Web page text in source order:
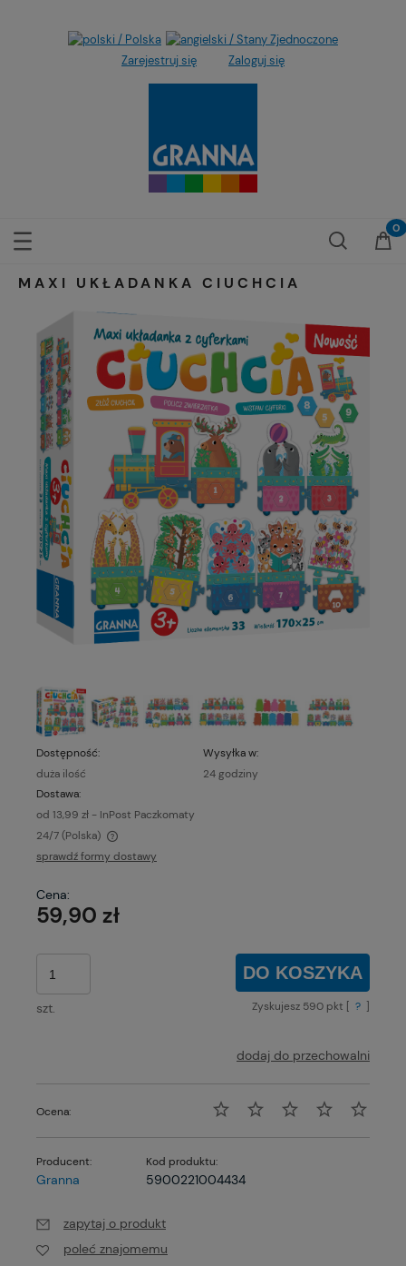
Zarejestruj się Zaloguj się
MAXI UKŁADANKA CIUCHCIA
Dostępność:
duża ilość
Wysyłka w:
24 godziny
Dostawa:
od 13,99 zł - InPost Paczkomaty
24/7(Polska)
Cena nie zawiera ewentualnych kosztów płatności
sprawdź formy dostawy
Cena:
59,90 zł
szt.
DO KOSZYKA
Zyskujesz 590 pkt [ ? ]
dodaj do przechowalni
Ocena:
Producent:
Granna
Kod produktu:
5900221004434
zapytaj o produkt
poleć znajomemu